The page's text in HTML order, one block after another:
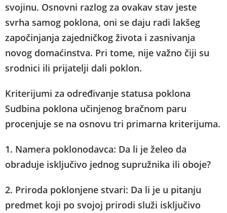
svojinu. Osnovni razlog za ovakav stav jeste
svrha samog poklona, oni se daju radi lakšeg
započinjanja zajedničkog života i zasnivanja
novog domaćinstva. Pri tome, nije važno čiji su
srodnici ili prijatelji dali poklon.
Kriterijumi za određivanje statusa poklona
Sudbina poklona učinjenog bračnom paru
procenjuje se na osnovu tri primarna kriterijuma.
1. Namera poklonodavca: Da li je želeo da
obraduje isključivo jednog supružnika ili oboje?
2. Priroda poklonjene stvari: Da li je u pitanju
predmet koji po svojoj prirodi služi isključivo